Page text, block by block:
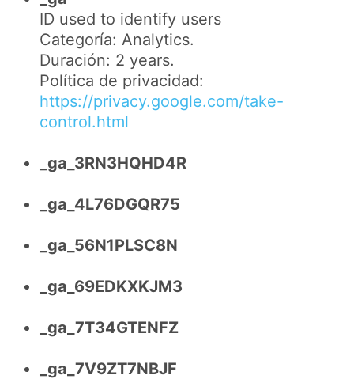
ID used to identify users
Categoría: Analytics.
Duración: 2 years.
Política de privacidad:
https://privacy.google.com/take-
control.html
_ga_3RN3HQHD4R
_ga_4L76DGQR75
_ga_56N1PLSC8N
_ga_69EDKXKJM3
_ga_7T34GTENFZ
_ga_7V9ZT7NBJF